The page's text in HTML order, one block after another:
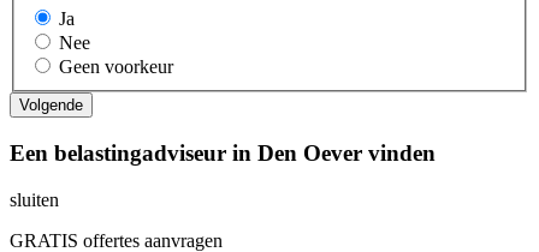
Ja
Nee
Geen voorkeur
Een belastingadviseur in Den Oever vinden
sluiten
GRATIS offertes aanvragen